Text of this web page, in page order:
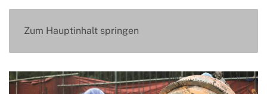
Zum Hauptinhalt springen